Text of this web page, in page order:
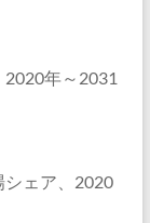
2020年～2031
シェア、2020